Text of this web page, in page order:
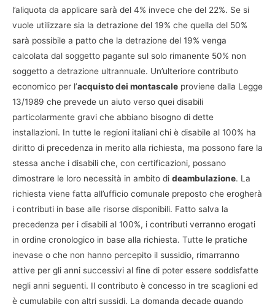
l’aliquota da applicare sarà del 4% invece che del 22%. Se si
vuole utilizzare sia la detrazione del 19% che quella del 50%
sarà possibile a patto che la detrazione del 19% venga
calcolata dal soggetto pagante sul solo rimanente 50% non
soggetto a detrazione ultrannuale. Un’ulteriore contributo
economico per l’acquisto dei montascale proviene dalla Legge
13/1989 che prevede un aiuto verso quei disabili
particolarmente gravi che abbiano bisogno di dette
installazioni. In tutte le regioni italiani chi è disabile al 100% ha
diritto di precedenza in merito alla richiesta, ma possono fare la
stessa anche i disabili che, con certificazioni, possano
dimostrare le loro necessità in ambito di deambulazione. La
richiesta viene fatta all’ufficio comunale preposto che erogherà
i contributi in base alle risorse disponibili. Fatto salva la
precedenza per i disabili al 100%, i contributi verranno erogati
in ordine cronologico in base alla richiesta. Tutte le pratiche
inevase o che non hanno percepito il sussidio, rimarranno
attive per gli anni successivi al fine di poter essere soddisfatte
negli anni seguenti. Il contributo è concesso in tre scaglioni ed
è cumulabile con altri sussidi. La domanda decade quando